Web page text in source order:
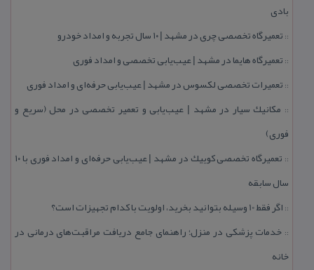
بادی
:: تعمیرگاه تخصصی چری در مشهد | ۱۰ سال تجربه و امداد خودرو
:: تعمیرگاه هایما در مشهد | عیب‌یابی تخصصی و امداد فوری
:: تعمیرات تخصصی لكسوس در مشهد | عیب‌یابی حرفه‌ای و امداد فوری
:: مكانیك سیار در مشهد | عیب‌یابی و تعمیر تخصصی در محل (سریع و
فوری)
::
تعمیرگاه تخصصی كوییك در مشهد | عیب‌یابی حرفه‌ای و امداد فوری با ۱۰
سال سابقه
:: اگر فقط 10 وسیله بتوانید بخرید، اولویت با كدام تجهیزات است؟
:: خدمات پزشكی در منزل؛ راهنمای جامع دریافت مراقبت‌های درمانی در
خانه